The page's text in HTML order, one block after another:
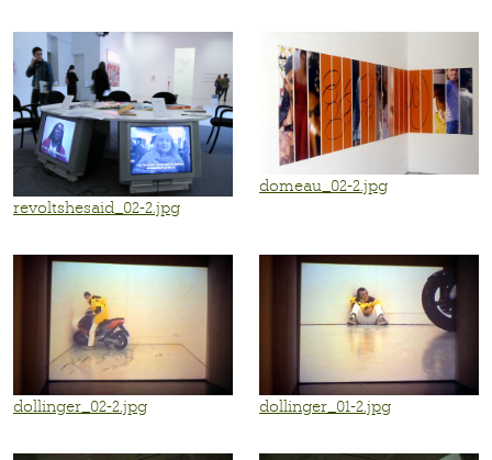
revoltshesaid_02-2.jpg
domeau_02-2.jpg
dollinger_02-2.jpg dollinger_01-2.jpg